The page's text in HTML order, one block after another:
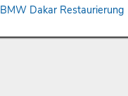
BMW Dakar Restaurierung